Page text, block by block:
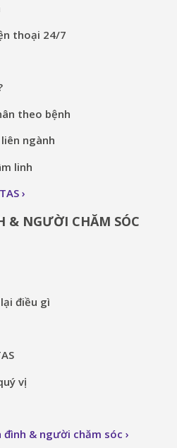
thoại 24/7
theo bệnh
ngành
linh
& NGƯỜI CHĂM SÓC
điều gì
vị
& người chăm sóc